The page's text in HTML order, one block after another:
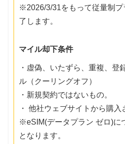
※2026/3/31をもって従量制プ
了します。
マイル却下条件
・虚偽、いたずら、重複、登
ル（クーリングオフ）
・新規契約ではないもの。
・ 他社ウェブサイトから購入
※eSIM(データプラン ゼロ)に
となります。